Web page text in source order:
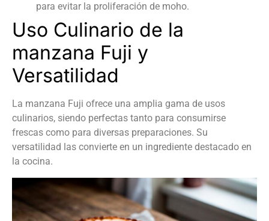
para evitar la proliferación de moho.
Uso Culinario de la
manzana Fuji y
Versatilidad
La manzana Fuji ofrece una amplia gama de usos
culinarios, siendo perfectas tanto para consumirse
frescas como para diversas preparaciones. Su
versatilidad las convierte en un ingrediente destacado en
la cocina.